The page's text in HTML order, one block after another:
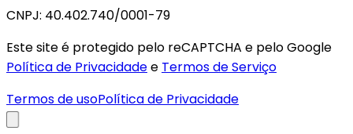
CNPJ: 40.402.740/0001-79
Este site é protegido pelo reCAPTCHA e pelo Google
Política de Privacidadee Termos de Serviço
Termos de usoPolítica de Privacidade